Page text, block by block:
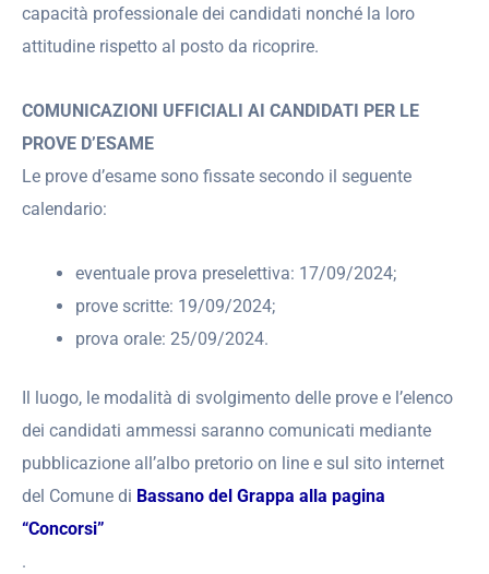
capacità professionale dei candidati nonché la loro
attitudine rispetto al posto da ricoprire.
COMUNICAZIONI UFFICIALI AI CANDIDATI PER LE
PROVE D’ESAME
Le prove d’esame sono fissate secondo il seguente
calendario:
eventuale prova preselettiva: 17/09/2024;
prove scritte: 19/09/2024;
prova orale: 25/09/2024.
Il luogo, le modalità di svolgimento delle prove e l’elenco
dei candidati ammessi saranno comunicati mediante
pubblicazione all’albo pretorio on line e sul sito internet
del Comune di Bassano del Grappa alla pagina
“Concorsi”
.